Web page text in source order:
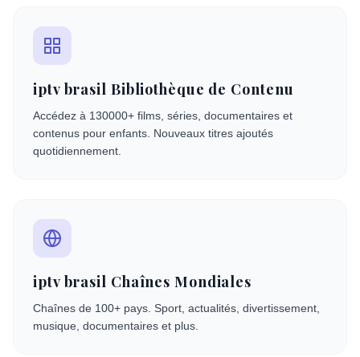
iptv brasil Bibliothèque de Contenu
Accédez à 130000+ films, séries, documentaires et
contenus pour enfants. Nouveaux titres ajoutés
quotidiennement.
iptv brasil Chaînes Mondiales
Chaînes de 100+ pays. Sport, actualités, divertissement,
musique, documentaires et plus.